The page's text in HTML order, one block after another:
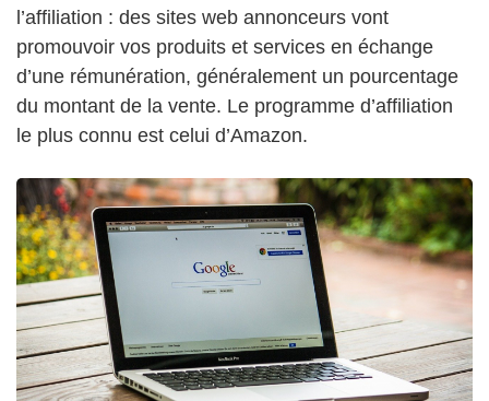
l’affiliation : des sites web annonceurs vont
promouvoir vos produits et services en échange
d’une rémunération, généralement un pourcentage
du montant de la vente. Le programme d’affiliation
le plus connu est celui d’Amazon.